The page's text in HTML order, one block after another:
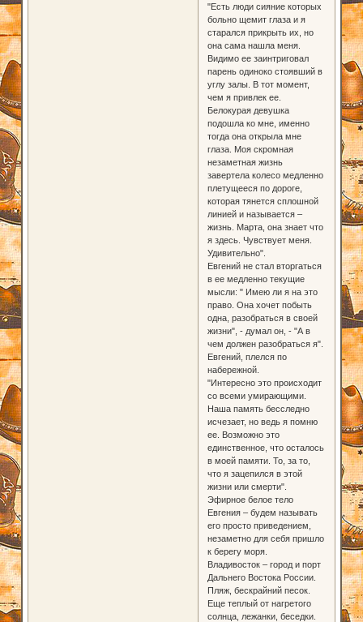
"Есть люди сияние которых
больно щемит глаза и я
старался прикрыть их, но
она сама нашла меня.
Видимо ее заинтриговал
парень одиноко стоявший в
углу залы. В тот момент,
чем я привлек ее.
Белокурая девушка
подошла ко мне, именно
тогда она открыла мне
глаза. Моя скромная
незаметная жизнь
завертела колесо медленно
плетущееся по дороге,
которая тянется сплошной
линией и называется –
жизнь. Марта, она знает что
я здесь. Чувствует меня.
Удивительно".
Евгений не стал вторгаться
в ее медленно текущие
мысли: " Имею ли я на это
право. Она хочет побыть
одна, разобраться в своей
жизни", - думал он, - "А в
чем должен разобраться я".
Евгений, плелся по
набережной.
"Интересно это происходит
со всеми умирающими.
Наша память бесследно
исчезает, но ведь я помню
ее. Возможно это
единственное, что осталось
в моей памяти. То, за то,
что я зацепился в этой
жизни или смерти".
Эфирное белое тело
Евгения – будем называть
его просто приведением,
незаметно для себя пришло
к берегу моря.
Владивосток – город и порт
Дальнего Востока России.
Пляж, бескрайний песок.
Еще теплый от нагретого
солнца, лежанки, беседки.